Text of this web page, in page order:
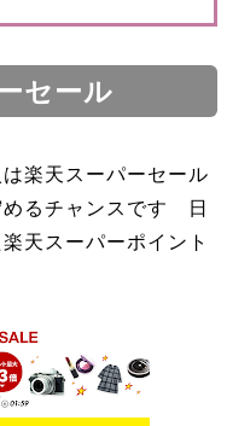
セール
楽天スーパーセール
めるチャンスです 日
天スーパーポイント